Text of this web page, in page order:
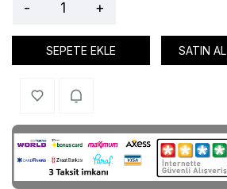
- +
SEPETE EKLE SATIN AL